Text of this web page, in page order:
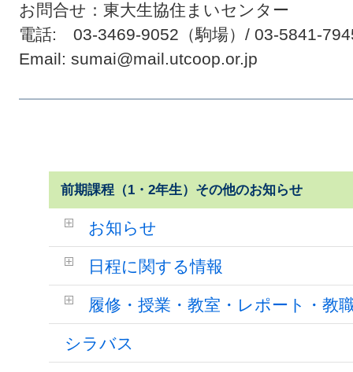
お問合せ：東大生協住まいセンター
電話: 03-3469-9052（駒場）/ 03-5841-
Email: sumai@mail.utcoop.or.jp
前期課程（1・2年生）その他のお知らせ
お知らせ
日程に関する情報
履修・授業・教室・レポート・教
シラバス